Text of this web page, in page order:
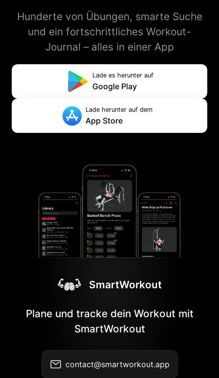
Hunderte von Übungen, smarte Suche
und ein fortschrittliches Workout-
Journal – alles in einer App
Lade es herunter auf
Google Play
Lade herunter auf dem
App Store
SmartWorkout
Plane und tracke dein Workout mit
SmartWorkout
contact@smartworkout.app